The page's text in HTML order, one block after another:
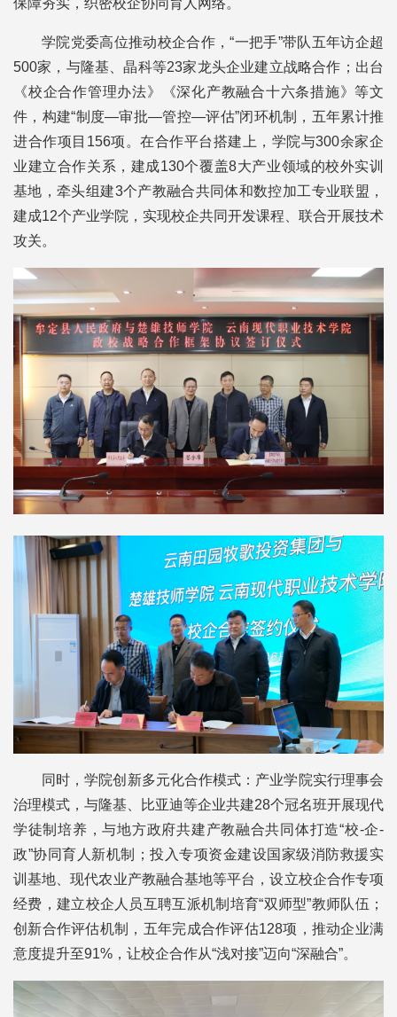
学院党委高位推动校企合作，“一把手”带队五年访企超
500家，与隆基、晶科等23家龙头企业建立战略合作；出台
《校企合作管理办法》《深化产教融合十六条措施》等文
件，构建“制度—审批—管控—评估”闭环机制，五年累计推
进合作项目156项。在合作平台搭建上，学院与300余家企
业建立合作关系，建成130个覆盖8大产业领域的校外实训
基地，牵头组建3个产教融合共同体和数控加工专业联盟，
建成12个产业学院，实现校企共同开发课程、联合开展技术
攻关。
同时，学院创新多元化合作模式：产业学院实行理事会
治理模式，与隆基、比亚迪等企业共建28个冠名班开展现代
学徒制培养，与地方政府共建产教融合共同体打造“校-企-
政”协同育人新机制；投入专项资金建设国家级消防救援实
训基地、现代农业产教融合基地等平台，设立校企合作专项
经费，建立校企人员互聘互派机制培育“双师型”教师队伍；
创新合作评估机制，五年完成合作评估128项，推动企业满
意度提升至91%，让校企合作从“浅对接”迈向“深融合”。